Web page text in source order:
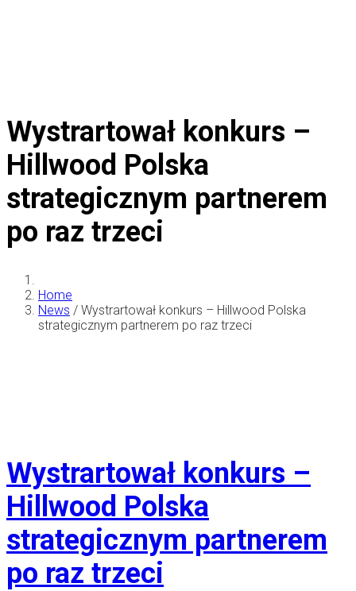
Wystrartował konkurs –
Hillwood Polska
strategicznym partnerem
po raz trzeci
Home
News / Wystrartował konkurs – Hillwood Polska
strategicznym partnerem po raz trzeci
Wystrartował konkurs –
Hillwood Polska
strategicznym partnerem
po raz trzeci